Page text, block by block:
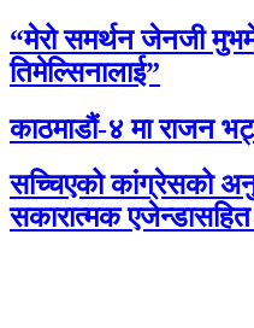
“मेरो समर्थन जेनजी
तिमेल्सिनालाई”
काठमाडौं-४ मा राजन
सच्चिएको कांग्रेसको
सकारात्मक